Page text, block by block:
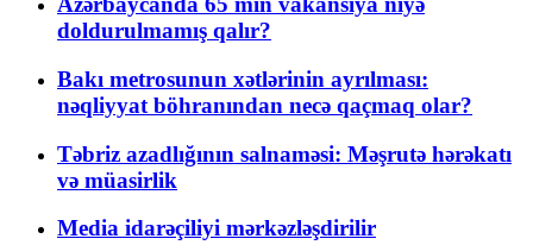
doldurulmamış qalır?
Bakı metrosunun xətlərinin ayrılması:
nəqliyyat böhranından necə qaçmaq olar?
Təbriz azadlığının salnaməsi: Məşrutə hərəkatı
və müasirlik
Media idarəçiliyi mərkəzləşdirilir